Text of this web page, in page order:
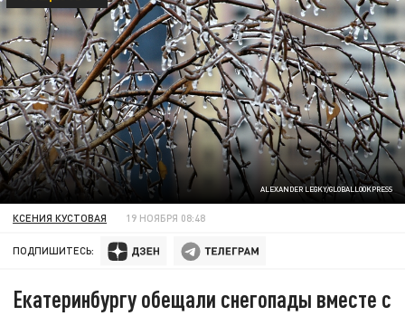
ALEXANDER LEGKY/GLOBALLOOKPRESS
КСЕНИЯ КУСТОВАЯ 19 НОЯБРЯ 08:48
ПОДПИШИТЕСЬ:
Екатеринбургу обещали снегопады вместе с